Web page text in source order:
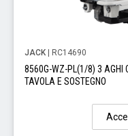
JACK | RC14690
8560G-WZ-PL(1/8) 3 AGHI
TAVOLA E SOSTEGNO